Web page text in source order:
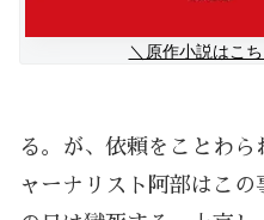
＼原作小説はこ
る。が、依頼をことわ
ャーナリスト阿部はこ